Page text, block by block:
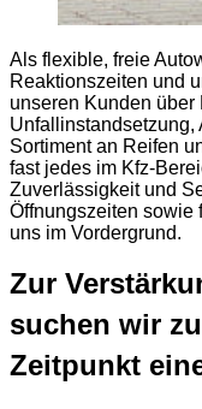
Als flexible, freie
Reaktionszeiten und
unseren Kunden über
Sortiment an Reifen
fast jedes im Kfz-
Zuverlässigkeit und
Öffnungszeiten sowie
uns im Vordergrund.
Zur
suchen wir
Zeitpunkt